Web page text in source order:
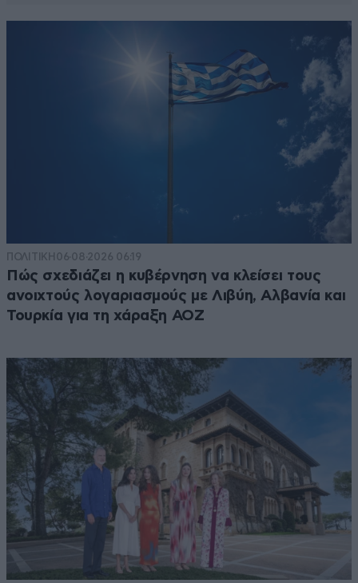
ΠΟΛΙΤΙΚΗ 06·08·2026 06:19
Πώς σχεδιάζει η κυβέρνηση να κλείσει τους
ανοιχτούς λογαριασμούς με Λιβύη, Αλβανία και
Τουρκία για τη χάραξη ΑΟΖ